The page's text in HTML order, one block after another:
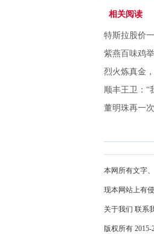
相关阅读
特斯拉股价
紫燕百味鸡
烈火炼真金
顺丰王卫：“
董明珠再一
本网所有文字
现本网站上有
关于我们 联系
版权所有 2015-